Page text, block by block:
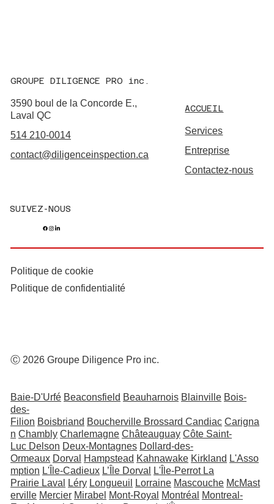
GROUPE DILIGENCE PRO inc.
3590 boul de la Concorde E.,
Laval QC
514 210-0014
contact@diligenceinspection.ca
ACCUEIL
Services
Entreprise
Contactez-nous
SUIVEZ-NOUS
Baie-D'Urfé Beaconsfield Beauharnois Blainville Bois-
des-
Filion Boisbriand Boucherville BrossardCandiac Carigna
n Chambly Charlemagne Châteauguay Côte Saint-
Luc Delson Deux-Montagnes Dollard-des-
Ormeaux Dorval Hampstead Kahnawake Kirkland L'Asso
mption L'Île-Cadieux L’Île Dorval L'Île-Perrot La
Prairie Laval Léry Longueuil Lorraine Mascouche McMast
erville Mercier Mirabel Mont-Royal Montréal
Montreal-
Politique de cookie
Politique de confidentialité
Ⓒ 2026 Groupe Diligence Pro inc.